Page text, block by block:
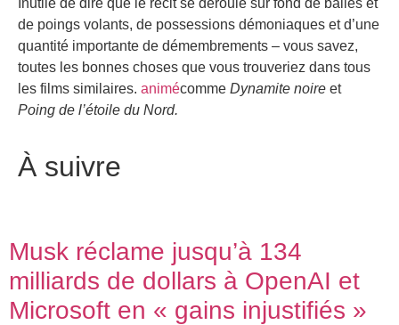
Inutile de dire que le récit se déroule sur fond de balles et
de poings volants, de possessions démoniaques et d’une
quantité importante de démembrements – vous savez,
toutes les bonnes choses que vous trouveriez dans tous
les films similaires. animécomme Dynamite noire et
Poing de l’étoile du Nord.
À suivre
Musk réclame jusqu’à 134
milliards de dollars à OpenAI et
Microsoft en « gains injustifiés »